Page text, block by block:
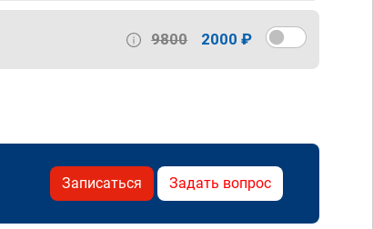
9800 2000 ₽
Записаться Задать вопрос